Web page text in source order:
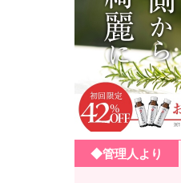
◆管理人より